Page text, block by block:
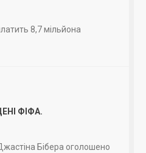
8,7 мільйона
ФІФА.
Бібера оголошено